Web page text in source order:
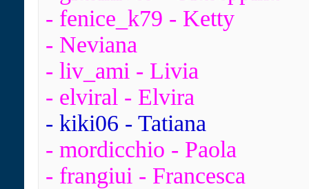
- fenice_k79 - Ketty
- Neviana
- liv_ami - Livia
- elviral - Elvira
- kiki06 - Tatiana
- mordicchio - Paola
- frangiui - Francesca